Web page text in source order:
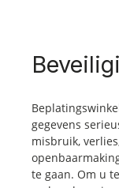
gegevens
misbruik,
te gaan. Om u